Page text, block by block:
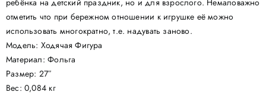
ребёнка на детский праздник, но и для взрослого. Немаловажно
отметить что при бережном отношении к игрушке её можно
использовать многократно, т.е. надувать заново.
Модель: Ходячая Фигура
Материал: Фольга
Размер: 27″
Вес: 0,084 кг